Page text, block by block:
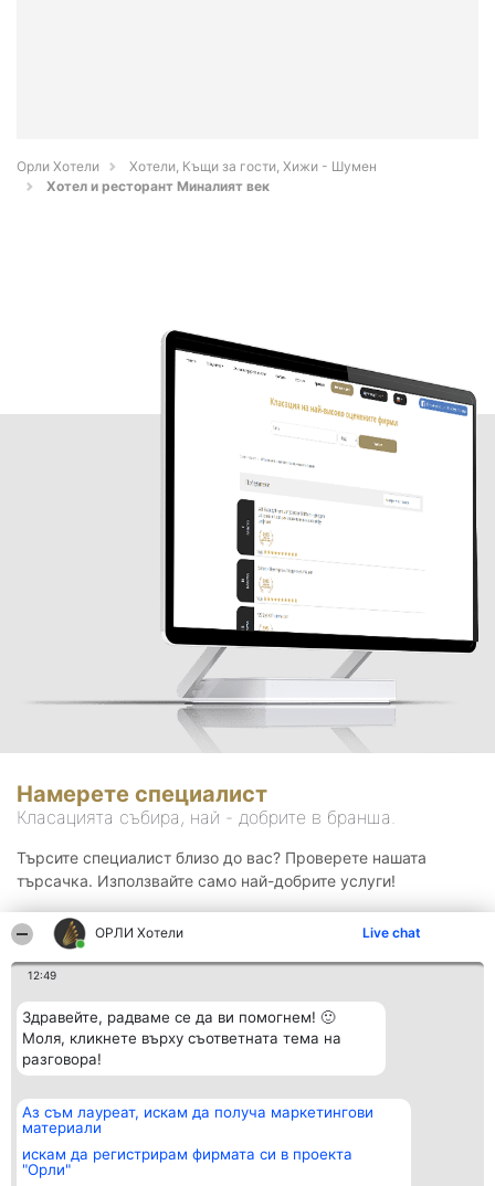
ОРЛИ Хотели Live chat
12:49
Здравейте, радваме се да ви помогнем! 🙂
Моля, кликнете върху съответната тема на
разговора!
Аз съм лауреат, искам да получа маркетингови
материали
искам да регистрирам фирмата си в проекта
"Орли"
Орли Хотели
Хотели, Къщи за гости, Хижи - Шумен
Хотел и ресторант Миналият век
Намерете специалист
Класацията събира, най - добрите в бранша.
Търсите специалист близо до вас? Проверете нашата
търсачка. Използвайте само най-добрите услуги!
Организатор на
класиране
BulevardulAleea Timișul De
Sus Nr. 2, Bl. A30, Sc. A, Et.
Класация
всички
Контакти